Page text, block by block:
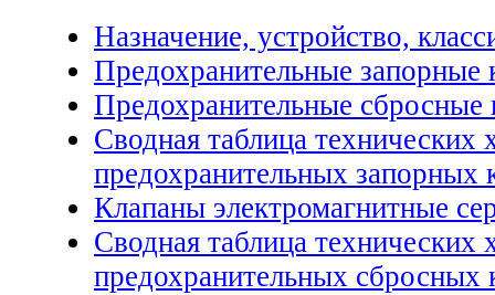
Назначение, устройство,
Предохранительные запорные
Предохранительные
Сводная таблица технических
предохранительных запорных
Клапаны электромагнитные
Сводная таблица технических
предохранительных сбросных